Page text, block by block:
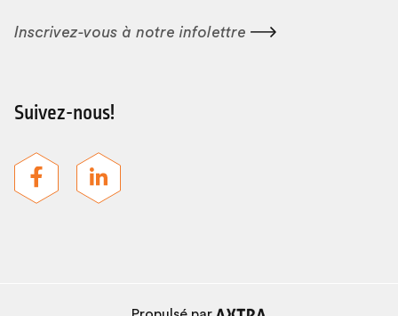
Inscrivez-vous à notre infolettre
Suivez-nous!